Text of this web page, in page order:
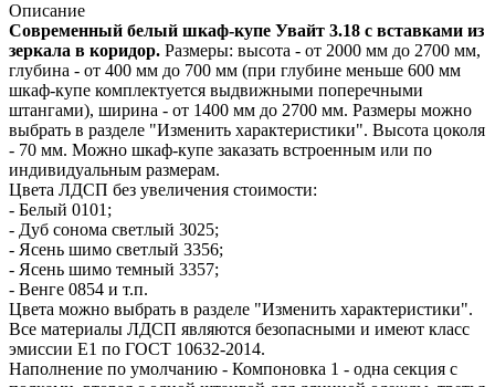
Описание
Современный белый шкаф-купе Увайт 3.18 с вставками из
зеркала в коридор. Размеры: высота - от 2000 мм до 2700 мм,
глубина - от 400 мм до 700 мм (при глубине меньше 600 мм
шкаф-купе комплектуется выдвижными поперечными
штангами), ширина - от 1400 мм до 2700 мм. Размеры можно
выбрать в разделе "Изменить характеристики". Высота цоколя
- 70 мм. Можно шкаф-купе заказать встроенным или по
индивидуальным размерам.
Цвета ЛДСП без увеличения стоимости:
- Белый 0101;
- Дуб сонома светлый 3025;
- Ясень шимо светлый 3356;
- Ясень шимо темный 3357;
- Венге 0854 и т.п.
Цвета можно выбрать в разделе "Изменить характеристики".
Все материалы ЛДСП являются безопасными и имеют класс
эмиссии Е1 по ГОСТ 10632-2014.
Наполнение по умолчанию - Компоновка 1 - одна секция с